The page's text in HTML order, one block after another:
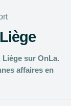
Liège sur OnLa.
affaires en